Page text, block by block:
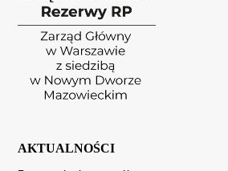
AKTUALNOŚCI